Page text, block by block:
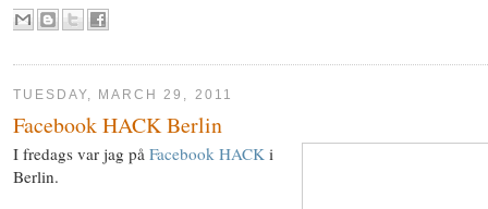
TUESDAY, MARCH 29, 2011
Facebook HACK Berlin
I fredags var jag på Facebook HACK i
Berlin.